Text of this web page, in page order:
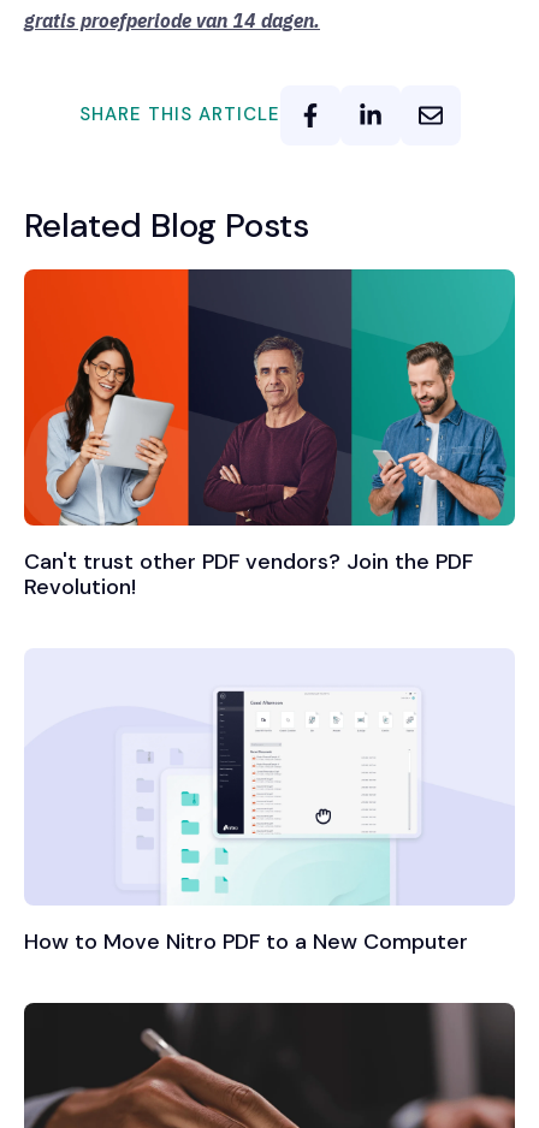
gratis proefperiode van 14 dagen.
SHARE THIS ARTICLE
Related Blog Posts
Can't trust other PDF vendors? Join the PDF
Revolution!
How to Move Nitro PDF to a New Computer